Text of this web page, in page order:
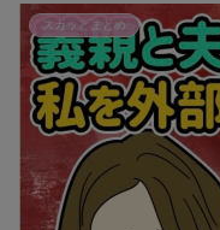
スカッとまとめ